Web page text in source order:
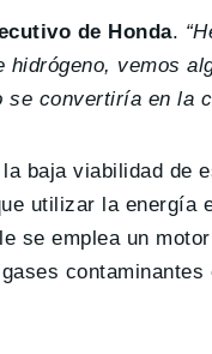
de Honda.
vemos
convertiría en la
baja viabilidad de
utilizar la energía
se emplea un